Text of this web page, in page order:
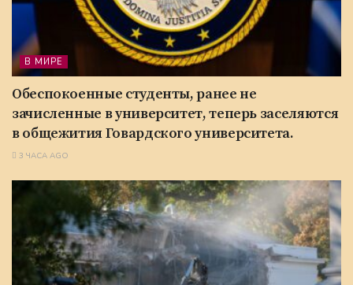
В МИРЕ
Обеспокоенные студенты, ранее не
зачисленные в университет, теперь заселяются
в общежития Говардского университета.
3 ЧАСА AGO